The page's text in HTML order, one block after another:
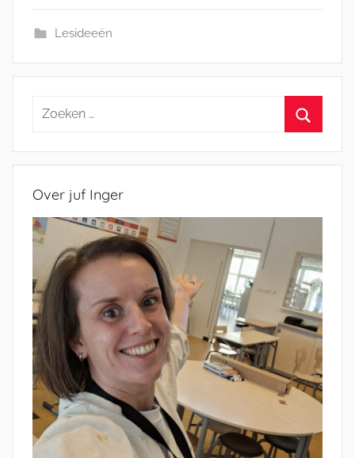
Lesideeën
Zoeken
Over juf Inger